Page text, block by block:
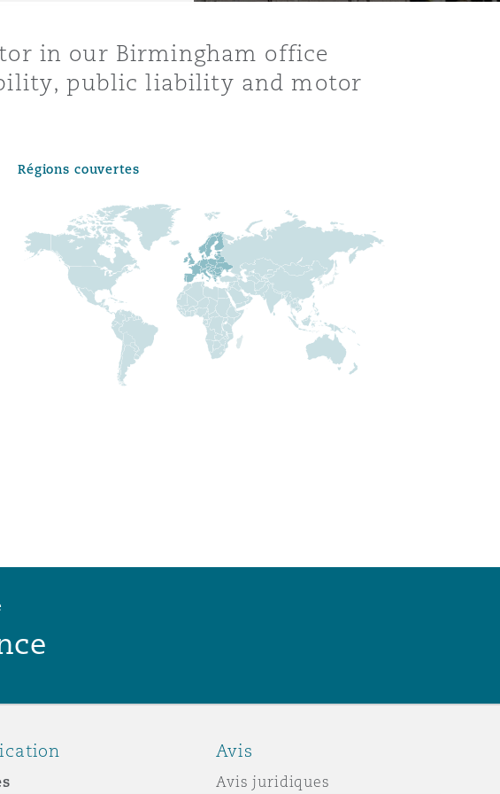
in our Birmingham office
public liability and motor
Régions couvertes
Avis
Avis juridiques